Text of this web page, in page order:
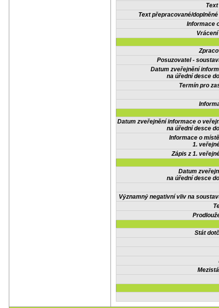
Text přepracované/
Informace
Posuzovatel -
Datum zveřejnění
na úřední desce
Termín pro
Datum zveřejnění informace o
na úřední desce
Informace o
1.
Zápis z 1.
Datum
na úřední desce
Významný negativní vliv na
Stát